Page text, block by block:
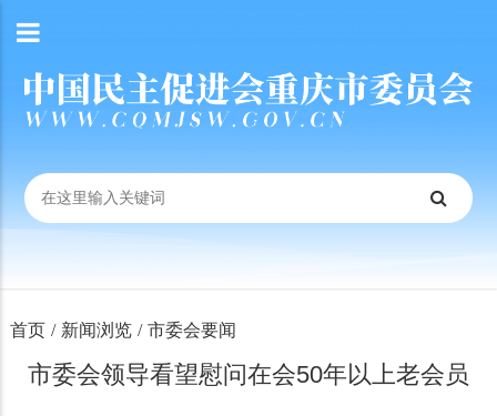
首页 / 新闻浏览 / 市委会要闻
市委会领导看望慰问在会50年以上老会员